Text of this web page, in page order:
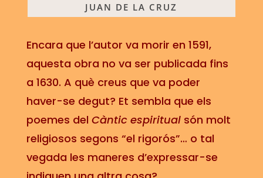
JUAN DE LA CRUZ
Encara que l’autor va morir en 1591,
aquesta obra no va ser publicada fins
a 1630. A què creus que va poder
haver-se degut? Et sembla que els
poemes del Càntic espiritualsón molt
religiosos segons “el rigorós”… o tal
vegada les maneres d’expressar-se